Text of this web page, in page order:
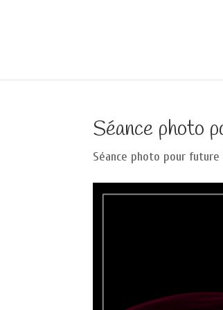
Séance photo
Séance photo pour future